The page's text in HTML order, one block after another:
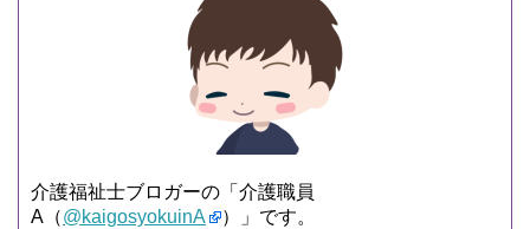
介護福祉士ブロガーの「介護職員
A（@kaigosyokuinA ）」です。